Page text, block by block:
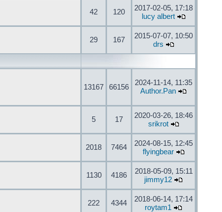
42 120
2017-02-05, 17:18
lucy albert
29 167
2015-07-07, 10:50
drs
13167 66156
2024-11-14, 11:35
Author.Pan
5 17
2020-03-26, 18:46
srikrot
2018 7464
2024-08-15, 12:45
flyingbear
1130 4186
2018-05-09, 15:11
jimmy12
222 4344
2018-06-14, 17:14
roytam1